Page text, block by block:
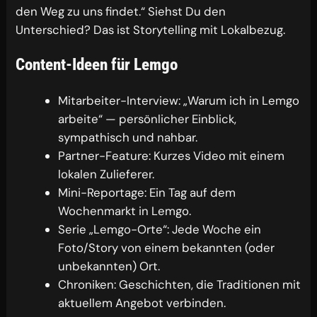
den Weg zu uns findet.“ Siehst Du den
Unterschied? Das ist Storytelling mit Lokalbezug.
Content-Ideen für Lemgo
Mitarbeiter-Interview: „Warum ich in Lemgo
arbeite“ — persönlicher Einblick,
sympathisch und nahbar.
Partner-Feature: Kurzes Video mit einem
lokalen Zulieferer.
Mini-Reportage: Ein Tag auf dem
Wochenmarkt in Lemgo.
Serie „Lemgo-Orte“: Jede Woche ein
Foto/Story von einem bekannten (oder
unbekannten) Ort.
Chroniken: Geschichten, die Traditionen mit
aktuellem Angebot verbinden.